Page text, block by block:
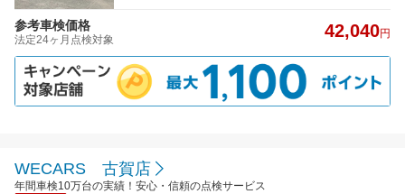
参考車検価格
法定24ヶ月点検対象 42,040円
WECARS 古賀店
年間車検10万台の実績！安心・信頼の点検サービス